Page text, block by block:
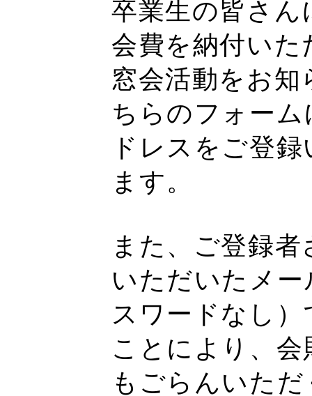
卒業生の皆さん
会費を納付い
窓会活動をお
ちらのフォー
ドレスをご登
ます。
また、ご登録
いただいたメ
スワードなし
ことにより、
もごらんいた